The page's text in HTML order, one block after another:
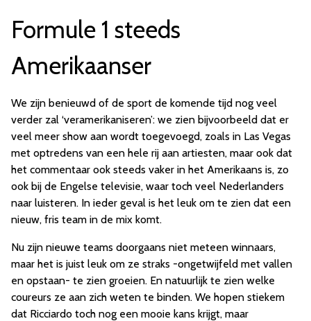
Formule 1 steeds
Amerikaanser
We zijn benieuwd of de sport de komende tijd nog veel
verder zal ‘veramerikaniseren’: we zien bijvoorbeeld dat er
veel meer show aan wordt toegevoegd, zoals in Las Vegas
met optredens van een hele rij aan artiesten, maar ook dat
het commentaar ook steeds vaker in het Amerikaans is, zo
ook bij de Engelse televisie, waar toch veel Nederlanders
naar luisteren. In ieder geval is het leuk om te zien dat een
nieuw, fris team in de mix komt.
Nu zijn nieuwe teams doorgaans niet meteen winnaars,
maar het is juist leuk om ze straks -ongetwijfeld met vallen
en opstaan- te zien groeien. En natuurlijk te zien welke
coureurs ze aan zich weten te binden. We hopen stiekem
dat Ricciardo toch nog een mooie kans krijgt, maar